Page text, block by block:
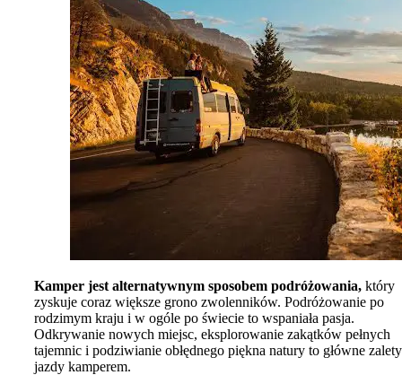
Kamper jest alternatywnym sposobem podróżowania, który
zyskuje coraz większe grono zwolenników. Podróżowanie po
rodzimym kraju i w ogóle po świecie to wspaniała pasja.
Odkrywanie nowych miejsc, eksplorowanie zakątków pełnych
tajemnic i podziwianie obłędnego piękna natury to główne zalety
jazdy kamperem.